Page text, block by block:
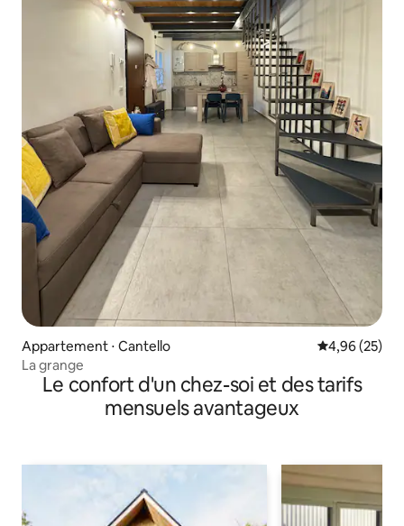
Appartement ⋅ Cantello Évaluation
4,96 (25)
La grange
Le confort d'un chez-soi et des tarifs
mensuels avantageux